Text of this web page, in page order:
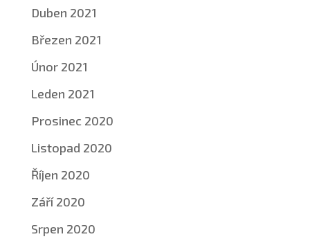
Duben 2021
Březen 2021
Únor 2021
Leden 2021
Prosinec 2020
Listopad 2020
Říjen 2020
Září 2020
Srpen 2020